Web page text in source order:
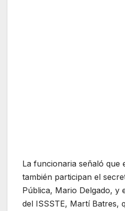
La funcionaria señaló que
también participan el
Pública, Mario Delgado, y
del ISSSTE, Martí Batres,